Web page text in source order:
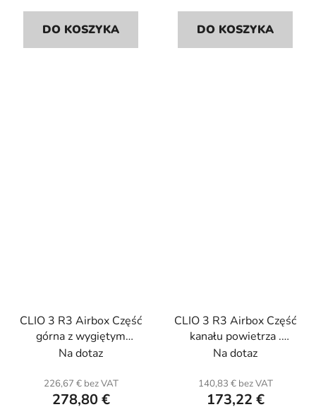
DO KOSZYKA DO KOSZYKA
CLIO 3 R3 Airbox Część
górna z wygiętym
kanałem. Carbon
Na dotaz
226,67 € bez VAT
278,80 €
CLIO 3 R3 Airbox Część
kanału powietrza .
Carbon
Na dotaz
140,83 € bez VAT
173,22 €